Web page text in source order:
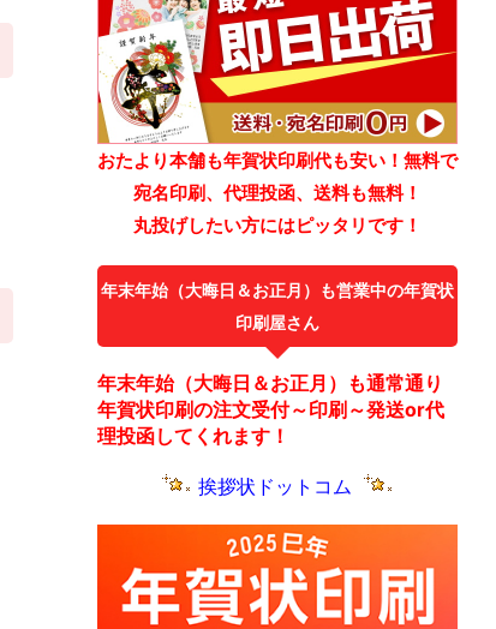
おたより本舗も年賀状印刷代も安い！無料で
宛名印刷、代理投函、送料も無料！
丸投げしたい方にはピッタリです！
年末年始（大晦日＆お正月）も営業中の年賀状
印刷屋さん
年末年始（大晦日＆お正月）も通常通り
年賀状印刷の注文受付～印刷～発送or代
理投函してくれます！
挨拶状ドットコム